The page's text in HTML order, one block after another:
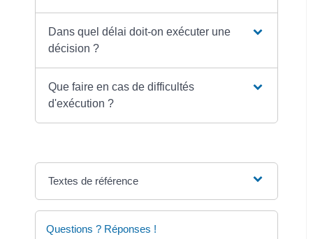
Dans quel délai doit-on exécuter une
décision ?
Que faire en cas de difficultés
d'exécution ?
Textes de référence
Questions ? Réponses !